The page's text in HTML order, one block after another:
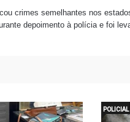
crimes semelhantes nos
depoimento à polícia e foi
POLICIAL